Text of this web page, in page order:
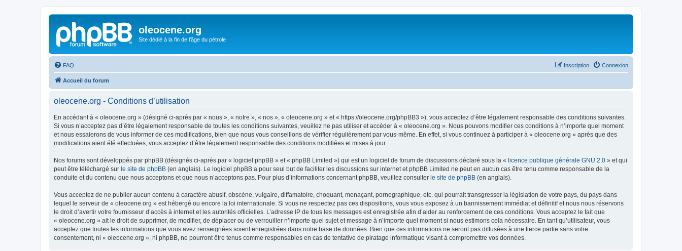
oleocene.org
Site dédié à la fin de l'âge du pétrole
FAQ Connexion
Inscription
Accueil du forum
oleocene.org - Conditions d’utilisation
En accédant à « oleocene.org » (désigné ci-après par « nous », « notre », « nos », « oleocene.org » et « https://oleocene.org/phpBB3 »), vous acceptez d’être légalement responsable des conditions suivantes.
Si vous n’acceptez pas d’être légalement responsable de toutes les conditions suivantes, veuillez ne pas utiliser et accéder à « oleocene.org ». Nous pouvons modifier ces conditions à n’importe quel moment
et nous essaierons de vous informer de ces modifications, bien que nous vous conseillons de vérifier régulièrement par vous-même. En effet, si vous continuez à participer à « oleocene.org » après que des
modifications aient été effectuées, vous acceptez d’être légalement responsable des conditions modifiées et mises à jour.
Nos forums sont développés par phpBB (désignés ci-après par « logiciel phpBB » et « phpBB Limited ») qui est un logiciel de forum de discussions déclaré sous la « licence publique générale GNU 2.0 » et qui
peut être téléchargé sur le site de phpBB (en anglais). Le logiciel phpBB a pour seul but de faciliter les discussions sur internet et phpBB Limited ne peut en aucun cas être tenu comme responsable de la
conduite et du contenu que nous acceptons et que nous n’acceptons pas. Pour plus d’informations concernant phpBB, veuillez consulter le site de phpBB (en anglais).
Vous acceptez de ne publier aucun contenu à caractère abusif, obscène, vulgaire, diffamatoire, choquant, menaçant, pornographique, etc. qui pourrait transgresser la législation de votre pays, du pays dans
lequel le serveur de « oleocene.org » est hébergé ou encore la loi internationale. Si vous ne respectez pas ces dispositions, vous vous exposez à un bannissement immédiat et définitif et nous nous réservons
le droit d’avertir votre fournisseur d’accès à internet et les autorités officielles. L’adresse IP de tous les messages est enregistrée afin d’aider au renforcement de ces conditions. Vous acceptez le fait que
« oleocene.org » ait le droit de supprimer, de modifier, de déplacer ou de verrouiller n’importe quel sujet et message à n’importe quel moment si nous estimons cela nécessaire. En tant qu’utilisateur, vous
acceptez que toutes les informations que vous avez renseignées soient enregistrées dans notre base de données. Bien que ces informations ne seront pas diffusées à une tierce partie sans votre
consentement, ni « oleocene.org », ni phpBB, ne pourront être tenus comme responsables en cas de tentative de piratage informatique visant à compromettre vos données.